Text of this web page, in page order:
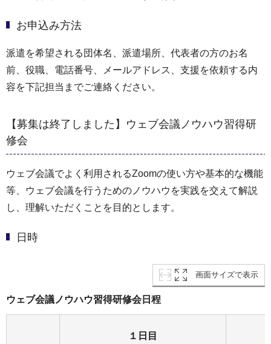
お申込み方法
派遣を希望される団体名、派遣場所、代表者の方のお名
前、役職、電話番号、メールアドレス、支援を依頼する内
容を下記担当までご連絡ください。
【募集は終了しました】ウェブ会議ノウハウ習得研
修会
ウェブ会議でよく利用されるZoomの使い方や基本的な機能
等、ウェブ会議を行うためのノウハウを実践を交えて解説
し、理解いただくことを目的とします。
日時
画面サイズで表示
ウェブ会議ノウハウ習得研修会日程
１日目